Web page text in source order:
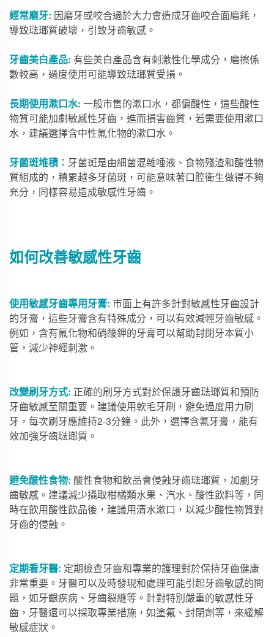
經常磨牙: 因磨牙或咬合過於大力會造成牙齒咬合面磨耗，
導致琺瑯質破壞，引致牙齒敏感。
牙齒美白產品: 有些美白產品含有刺激性化學成分，磨擦係
數較高，過度使用可能導致琺瑯質受損。
長期使用漱口水: 一般市售的漱口水，都偏酸性，這些酸性
物質可能加劇敏感性牙齒，進而損害齒質，若需要使用漱口
水，建議選擇含中性氟化物的漱口水。
牙菌斑堆積： 牙菌斑是由細菌混雜唾液、食物殘渣和酸性物
質組成的，積累越多牙菌斑，可能意味著口腔衛生做得不夠
充分，同樣容易造成敏感性牙齒。
如何改善敏感性牙齒
使用敏感牙齒專用牙膏: 市面上有許多針對敏感性牙齒設計
的牙膏，這些牙膏含有特殊成分，可以有效減輕牙齒敏感。
例如，含有氟化物和硝酸鉀的牙膏可以幫助封閉牙本質小
管，減少神經刺激。
改變刷牙方式: 正確的刷牙方式對於保護牙齒琺瑯質和預防
牙齒敏感至關重要。建議使用軟毛牙刷，避免過度用力刷
牙，每次刷牙應維持2-3分鐘。此外，選擇含氟牙膏，能有
效加強牙齒琺瑯質。
避免酸性食物: 酸性食物和飲品會侵蝕牙齒琺瑯質，加劇牙
齒敏感。建議減少攝取柑橘類水果、汽水、酸性飲料等，同
時在飲用酸性飲品後，建議用清水漱口，以減少酸性物質對
牙齒的侵蝕。
定期看牙醫: 定期檢查牙齒和專業的護理對於保持牙齒健康
非常重要。牙醫可以及時發現和處理可能引起牙齒敏感的問
題，如牙齦疾病、牙齒裂縫等。針對特別嚴重的敏感性牙
齒，牙醫還可以採取專業措施，如塗氟、封閉劑等，來緩解
敏感症狀。